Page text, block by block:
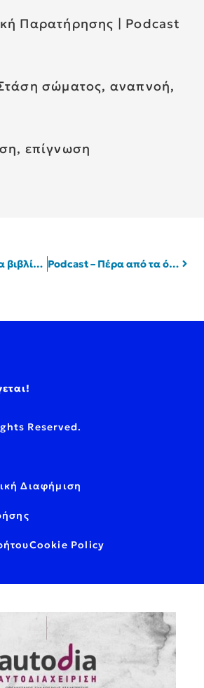
Παρατήρησης | Podcast
σώματος, αναπνοή,
επίγνωση
Podcast – «Να ένα βιβλίο!», με τον Κώστα Κατσουλάρη | Pod.gr Podcast – Πέρα από τα όρια με τη Λέτα Γκαρέτσου | Pod.gr
Reserved.
Διαφήμιση
Cookie Policy